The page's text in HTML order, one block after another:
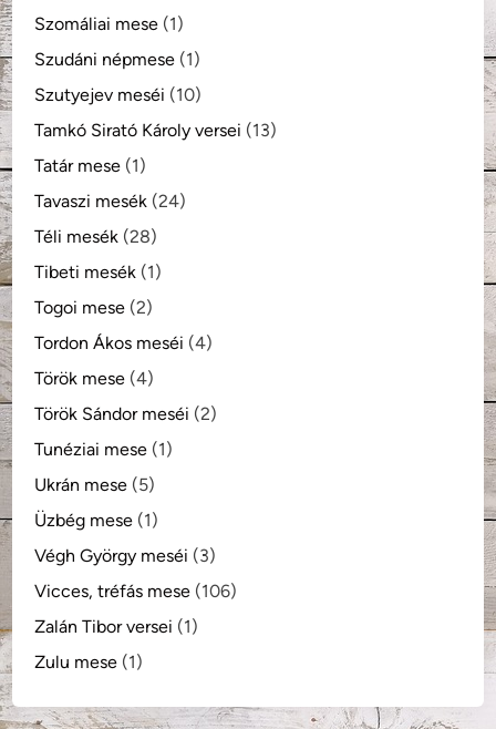
Szomáliai mese (1)
Szudáni népmese (1)
Szutyejev meséi (10)
Tamkó Sirató Károly versei (13)
Tatár mese (1)
Tavaszi mesék (24)
Téli mesék (28)
Tibeti mesék (1)
Togoi mese (2)
Tordon Ákos meséi (4)
Török mese (4)
Török Sándor meséi (2)
Tunéziai mese (1)
Ukrán mese (5)
Üzbég mese (1)
Végh György meséi (3)
Vicces, tréfás mese (106)
Zalán Tibor versei (1)
Zulu mese (1)